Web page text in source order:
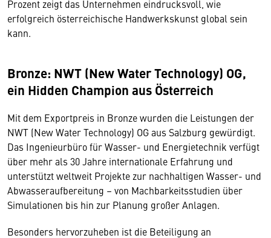
Prozent zeigt das Unternehmen eindrucksvoll, wie
erfolgreich österreichische Handwerkskunst global sein
kann.
Bronze: NWT (New Water Technology) OG,
ein Hidden Champion aus Österreich
Mit dem Exportpreis in Bronze wurden die Leistungen der
NWT (New Water Technology) OG aus Salzburg gewürdigt.
Das Ingenieurbüro für Wasser- und Energietechnik verfügt
über mehr als 30 Jahre internationale Erfahrung und
unterstützt weltweit Projekte zur nachhaltigen Wasser- und
Abwasseraufbereitung – von Machbarkeitsstudien über
Simulationen bis hin zur Planung großer Anlagen.
Besonders hervorzuheben ist die Beteiligung an